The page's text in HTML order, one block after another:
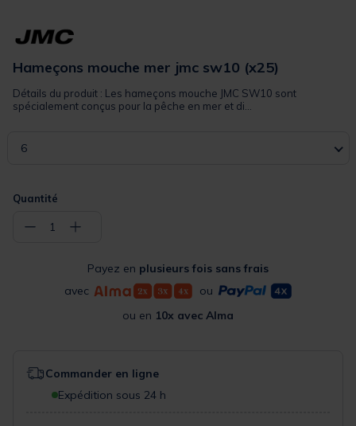
Hameçons mouche mer jmc sw10 (x25)
Détails du produit : Les hameçons mouche JMC SW10 sont
spécialement conçus pour la pêche en mer et di...
6
Quantité
− 1 +
Payez en plusieurs fois sans frais
avec
ou
ou en 10x avec Alma
Commander en ligne
Expédition sous 24 h